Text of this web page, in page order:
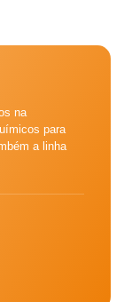
na
para
a linha